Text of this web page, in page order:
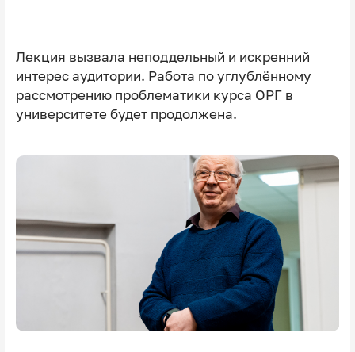
Лекция вызвала неподдельный и искренний
интерес аудитории. Работа по углублённому
рассмотрению проблематики курса ОРГ в
университете будет продолжена.